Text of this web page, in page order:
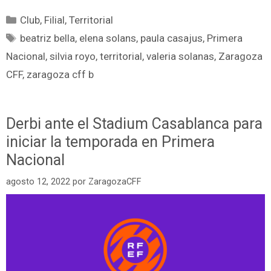
Club, Filial,Territorial
beatriz bella, elena solans, paula casajus, Primera
Nacional, silvia royo, territorial, valeria solanas, Zaragoza
CFF, zaragoza cff b
Derbi ante el Stadium Casablanca para
iniciar la temporada en Primera
Nacional
agosto 12, 2022 por ZaragozaCFF